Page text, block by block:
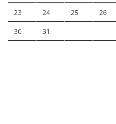
23 24 25 26
30 31